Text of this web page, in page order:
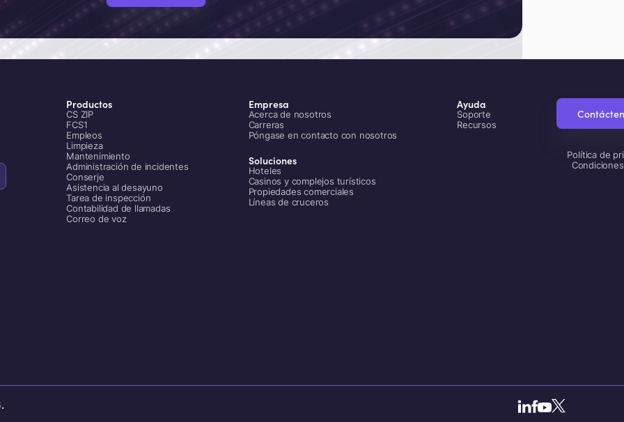
Productos
CS ZIP
FCS1
Empleos
Limpieza
Mantenimiento
Administración de incidentes
Conserje
Asistencia al desayuno
Tarea de inspección
Contabilidad de llamadas
Correo de voz
Empresa
Acerca de nosotros
Carreras
Póngase en contacto con nosotros
Soluciones
Hoteles
Casinos y complejos turísticos
Propiedades comerciales
Líneas de cruceros
Ayuda
Soporte
Recursos
Política de